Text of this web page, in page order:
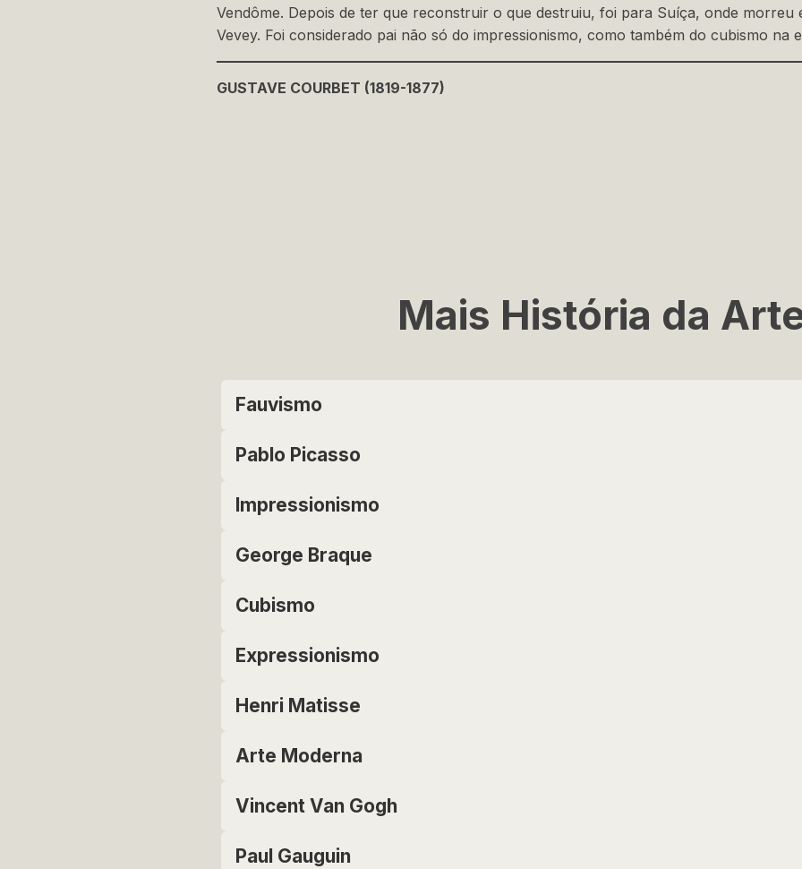
Vendôme. Depois de ter que reconstruir o que destruiu, foi para Suíça, onde morreu
Vevey. Foi considerado pai não só do impressionismo, como também do cubismo na
GUSTAVE COURBET (1819-1877)
Mais História da
Fauvismo
Pablo Picasso
Impressionismo
George Braque
Cubismo
Expressionismo
Henri Matisse
Arte Moderna
Vincent Van Gogh
Paul Gauguin